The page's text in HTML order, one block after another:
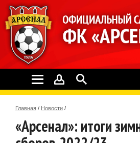
Главная / Новости /
«Арсенал»: итоги